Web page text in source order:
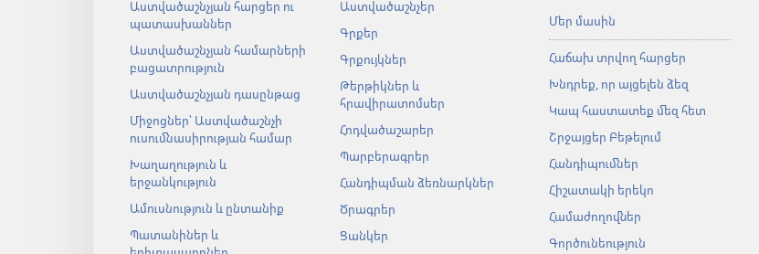
Աստվածաշնչյան հարցեր ու
պատասխաններ
Աստվածաշնչյան համարների
բացատրություն
Աստվածաշնչյան դասընթաց
Միջոցներ՝ Աստվածաշնչի
ուսումնասիրության համար
Խաղաղություն և
երջանկություն
Ամուսնություն և ընտանիք
Պատանիներ և
Աստվածաշնչեր
Գրքեր
Գրքույկներ
Թերթիկներ և
հրավիրատոմսեր
Հոդվածաշարեր
Պարբերագրեր
Հանդիպման ձեռնարկներ
Ծրագրեր
Ցանկեր
Մեր մասին
Հաճախ տրվող հարցեր
Խնդրեք, որ այցելեն ձեզ
Կապ հաստատեք մեզ հետ
Շրջայցեր Բեթելում
Հանդիպումներ
Հիշատակի երեկո
Համաժողովներ
Գործունեություն